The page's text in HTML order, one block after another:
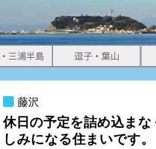
藤沢
休日の予定を詰め込ま
しみになる住まいです。